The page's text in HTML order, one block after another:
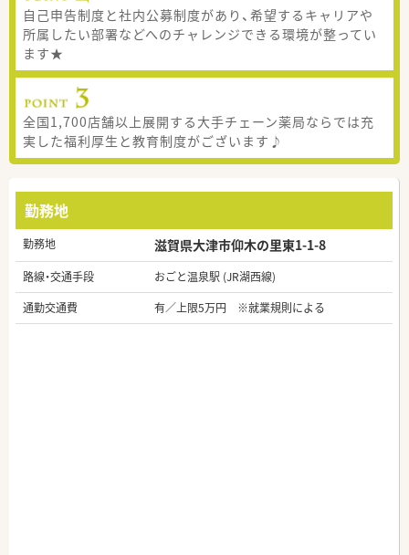
自己申告制度と社内公募制度があり、希望するキャリアや
所属したい部署などへのチャレンジできる環境が整ってい
ます★
全国1,700店舗以上展開する大手チェーン薬局ならでは充
実した福利厚生と教育制度がございます♪
勤務地
勤務地 滋賀県大津市仰木の里東1-1-8
路線・交通手段
おごと温泉駅 (JR湖西線)
通勤交通費
有／上限5万円 ※就業規則による